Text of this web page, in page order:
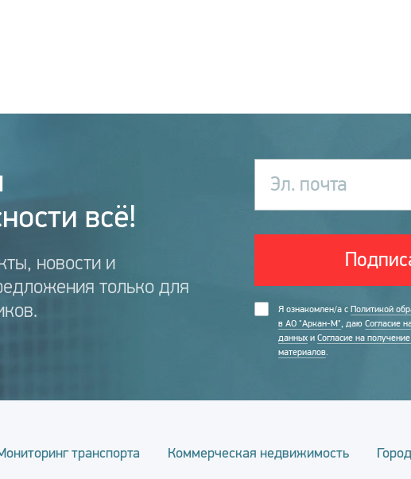
всё!
новости и
только для
Эл. почта
Я ознакомлен/а с Политикой
в АО "Аркан-М", даю Согласие
данных и Согласие на
материалов.
транспорта Коммерческая недвижимость Город